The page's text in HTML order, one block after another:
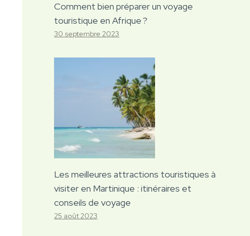
Comment bien préparer un voyage
touristique en Afrique ?
30 septembre 2023
Les meilleures attractions touristiques à
visiter en Martinique : itinéraires et
conseils de voyage
25 août 2023